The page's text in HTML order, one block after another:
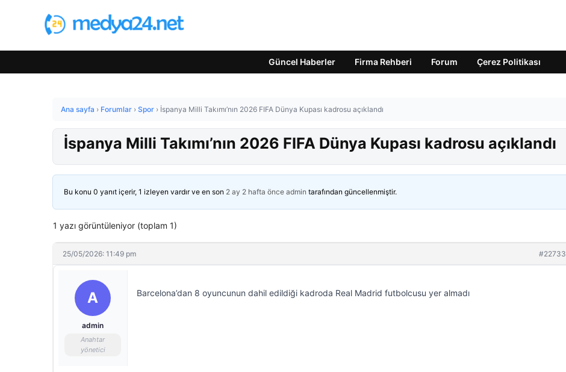
Güncel Haberler Firma Rehberi Forum Çerez Politikası
Ana sayfa › Forumlar › Spor › İspanya Milli Takımı’nın 2026 FIFA Dünya Kupası kadrosu açıklandı
İspanya Milli Takımı’nın 2026 FIFA Dünya Kupası kadrosu açıklandı
Bu konu 0 yanıt içerir, 1 izleyen vardır ve en son 2 ay 2 hafta önce admin tarafından güncellenmiştir.
1 yazı görüntüleniyor (toplam 1)
25/05/2026: 11:49 pm #22733
A
admin
Anahtar
yönetici
Barcelona’dan 8 oyuncunun dahil edildiği kadroda Real Madrid futbolcusu yer almadı